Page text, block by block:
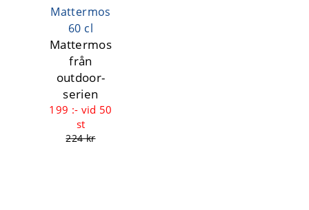
Mattermos
60 cl
Mattermos
från
outdoor-
serien
199 :- vid 50
st
224 kr